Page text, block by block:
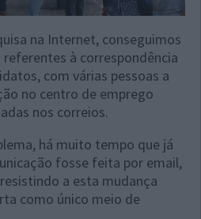
na Internet, conseguimos
à correspondência
com várias pessoas a
no centro de emprego
nos correios.
há muito tempo que já
fosse feita por email,
a esta mudança
como único meio de